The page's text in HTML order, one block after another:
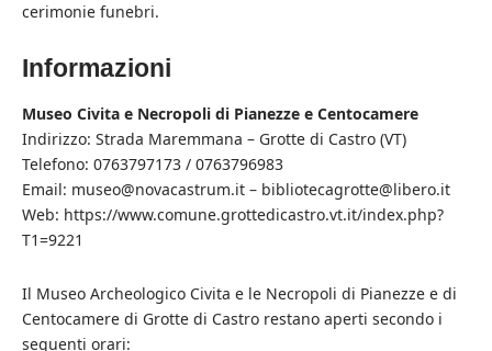
cerimonie funebri.
Informazioni
Museo Civita e Necropoli di Pianezze e Centocamere
Indirizzo: Strada Maremmana – Grotte di Castro (VT)
Telefono: 0763797173 / 0763796983
Email: museo@novacastrum.it – bibliotecagrotte@libero.it
Web: https://www.comune.grottedicastro.vt.it/index.php?
T1=9221
Il Museo Archeologico Civita e le Necropoli di Pianezze e di
Centocamere di Grotte di Castro restano aperti secondo i
seguenti orari: